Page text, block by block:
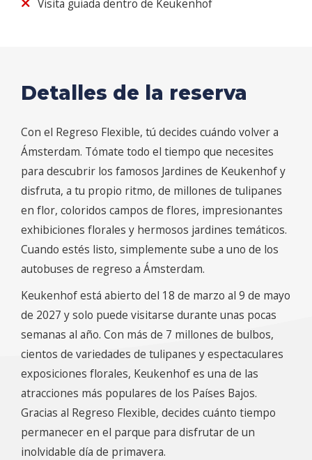
Visita guiada dentro de Keukenhof
Detalles de la reserva
Con el Regreso Flexible, tú decides cuándo volver a
Ámsterdam. Tómate todo el tiempo que necesites
para descubrir los famosos Jardines de Keukenhof y
disfruta, a tu propio ritmo, de millones de tulipanes
en flor, coloridos campos de flores, impresionantes
exhibiciones florales y hermosos jardines temáticos.
Cuando estés listo, simplemente sube a uno de los
autobuses de regreso a Ámsterdam.
Keukenhof está abierto del 18 de marzo al 9 de mayo
de 2027 y solo puede visitarse durante unas pocas
semanas al año. Con más de 7 millones de bulbos,
cientos de variedades de tulipanes y espectaculares
exposiciones florales, Keukenhof es una de las
atracciones más populares de los Países Bajos.
Gracias al Regreso Flexible, decides cuánto tiempo
permanecer en el parque para disfrutar de un
inolvidable día de primavera.